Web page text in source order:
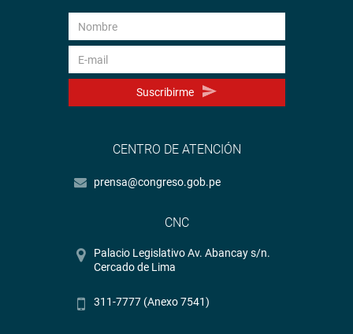
Suscribirme
CENTRO DE ATENCIÓN
prensa@congreso.gob.pe
CNC
Palacio Legislativo Av. Abancay s/n.
Cercado de Lima
311-7777 (Anexo 7541)